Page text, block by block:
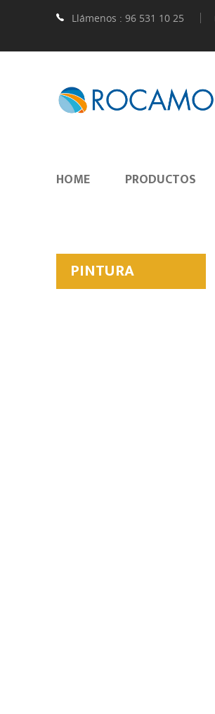
Llámenos : 96 531 10 25
HOME PRODUCTOS
PINTURA